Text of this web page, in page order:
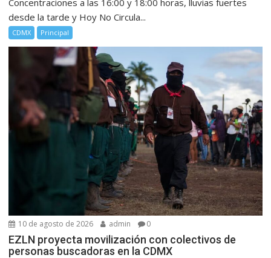
desde la tarde y Hoy No Circula...
CDMX Principal
10 de agosto de 2026 admin 0
EZLN proyecta movilización con colectivos de
personas buscadoras en la CDMX